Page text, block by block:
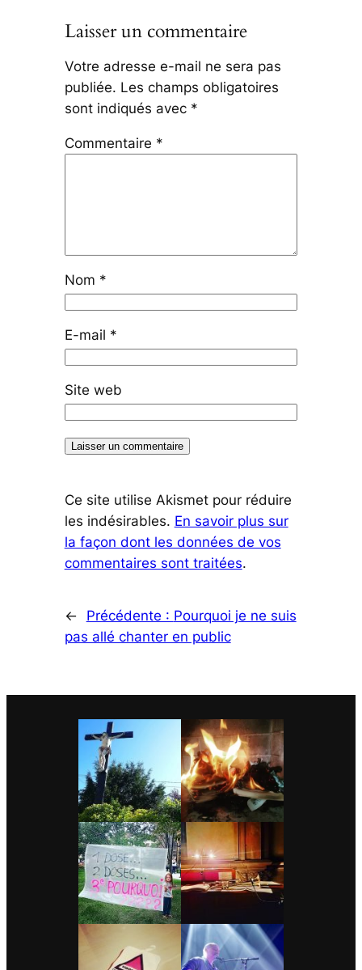
Laisser un commentaire
Votre adresse e-mail ne sera pas
publiée. Les champs obligatoires
sont indiqués avec *
Commentaire *
Nom *
E-mail *
Site web
Ce site utilise Akismet pour réduire
les indésirables. En savoir plus sur
la façon dont les données de vos
commentaires sont traitées.
← Précédente : Pourquoi je ne suis
pas allé chanter en public